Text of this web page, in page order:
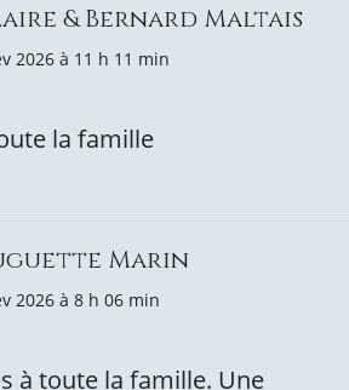
& Bernard Maltais
2026 à 11 h 11 min
la famille
Marin
2026 à 8 h 06 min
à toute la famille. Une